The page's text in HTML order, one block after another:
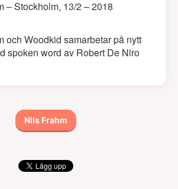
– Stockholm, 13/2 – 2018
och Woodkid samarbetar på nytt
spoken word av Robert De Niro
Nils Frahm